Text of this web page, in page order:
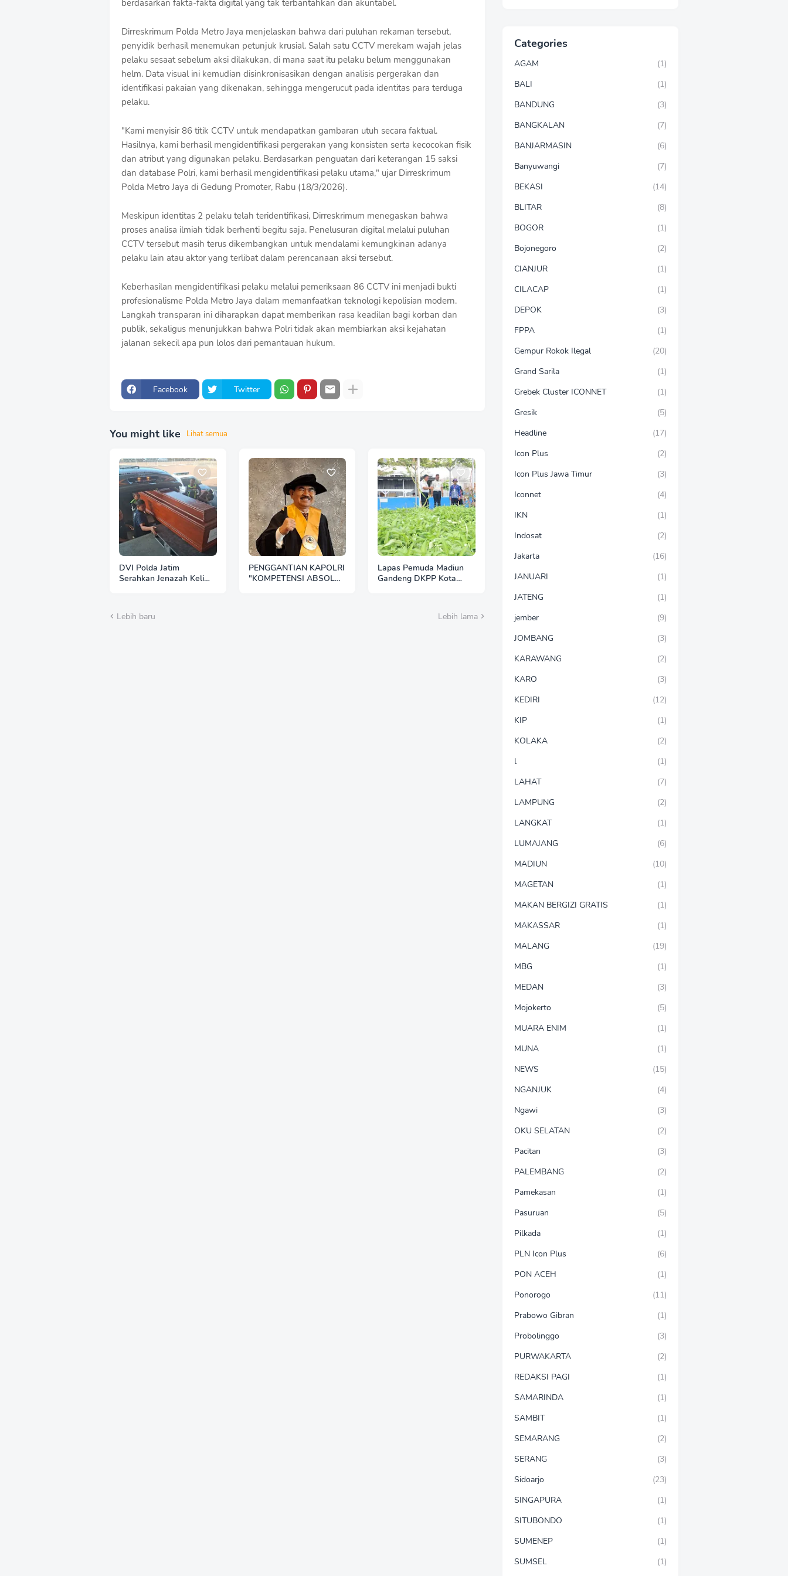
berdasarkan fakta-fakta digital yang tak terbantahkan dan akuntabel.
Dirreskrimum Polda Metro Jaya menjelaskan bahwa dari puluhan rekaman tersebut,
penyidik berhasil menemukan petunjuk krusial. Salah satu CCTV merekam wajah jelas
pelaku sesaat sebelum aksi dilakukan, di mana saat itu pelaku belum menggunakan
helm. Data visual ini kemudian disinkronisasikan dengan analisis pergerakan dan
identifikasi pakaian yang dikenakan, sehingga mengerucut pada identitas para terduga
pelaku.
"Kami menyisir 86 titik CCTV untuk mendapatkan gambaran utuh secara faktual.
Hasilnya, kami berhasil mengidentifikasi pergerakan yang konsisten serta kecocokan fisik
dan atribut yang digunakan pelaku. Berdasarkan penguatan dari keterangan 15 saksi
dan database Polri, kami berhasil mengidentifikasi pelaku utama," ujar Dirreskrimum
Polda Metro Jaya di Gedung Promoter, Rabu (18/3/2026).
Meskipun identitas 2 pelaku telah teridentifikasi, Dirreskrimum menegaskan bahwa
proses analisa ilmiah tidak berhenti begitu saja. Penelusuran digital melalui puluhan
CCTV tersebut masih terus dikembangkan untuk mendalami kemungkinan adanya
pelaku lain atau aktor yang terlibat dalam perencanaan aksi tersebut.
Keberhasilan mengidentifikasi pelaku melalui pemeriksaan 86 CCTV ini menjadi bukti
profesionalisme Polda Metro Jaya dalam memanfaatkan teknologi kepolisian modern.
Langkah transparan ini diharapkan dapat memberikan rasa keadilan bagi korban dan
publik, sekaligus menunjukkan bahwa Polri tidak akan membiarkan aksi kejahatan
jalanan sekecil apa pun lolos dari pemantauan hukum.
Facebook Twitter
f
T
e
m
p
l
a
s
You might like Lihat semua
DVI Polda Jatim
Serahkan Jenazah Kelima
PENGGANTIAN KAPOLRI
"KOMPETENSI ABSOLUT
Lapas Pemuda Madiun
Gandeng DKPP Kota
Lebih baru Lebih lama
Categories
AGAM
(1)
BALI
(1)
BANDUNG
(3)
BANGKALAN
(7)
BANJARMASIN
(6)
Banyuwangi
(7)
BEKASI
(14)
BLITAR
(8)
BOGOR
(1)
Bojonegoro
(2)
CIANJUR
(1)
CILACAP
(1)
DEPOK
(3)
FPPA
(1)
Gempur Rokok Ilegal
(20)
Grand Sarila
(1)
Grebek Cluster ICONNET
(1)
Gresik
(5)
Headline
(17)
Icon Plus
(2)
Icon Plus Jawa Timur
(3)
Iconnet
(4)
IKN
(1)
Indosat
(2)
Jakarta
(16)
JANUARI
(1)
JATENG
(1)
jember
(9)
JOMBANG
(3)
KARAWANG
(2)
KARO
(3)
KEDIRI
(12)
KIP
(1)
KOLAKA
(2)
l
(1)
LAHAT
(7)
LAMPUNG
(2)
LANGKAT
(1)
LUMAJANG
(6)
MADIUN
(10)
MAGETAN
(1)
MAKAN BERGIZI GRATIS
(1)
MAKASSAR
(1)
MALANG
(19)
MBG
(1)
MEDAN
(3)
Mojokerto
(5)
MUARA ENIM
(1)
MUNA
(1)
NEWS
(15)
NGANJUK
(4)
Ngawi
(3)
OKU SELATAN
(2)
Pacitan
(3)
PALEMBANG
(2)
Pamekasan
(1)
Pasuruan
(5)
Pilkada
(1)
PLN Icon Plus
(6)
PON ACEH
(1)
Ponorogo
(11)
Prabowo Gibran
(1)
Probolinggo
(3)
PURWAKARTA
(2)
REDAKSI PAGI
(1)
SAMARINDA
(1)
SAMBIT
(1)
SEMARANG
(2)
SERANG
(3)
Sidoarjo
(23)
SINGAPURA
(1)
SITUBONDO
(1)
SUMENEP
(1)
SUMSEL
(1)